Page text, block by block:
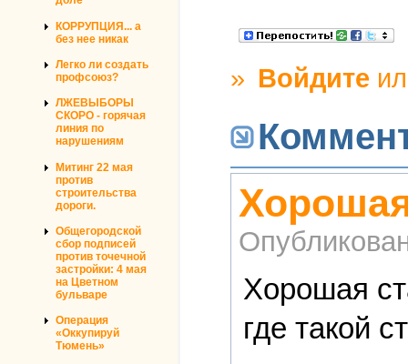
КОРРУПЦИЯ... а
без нее никак
Легко ли создать
профсоюз?
ЛЖЕВЫБОРЫ
СКОРО - горячая
линия по
нарушениям
Митинг 22 мая
против
строительства
дороги.
Общегородской
сбор подписей
против точечной
застройки: 4 мая
на Цветном
бульваре
Операция
«Оккупируй
Тюмень»
» Войдите
Хорошая
где такой